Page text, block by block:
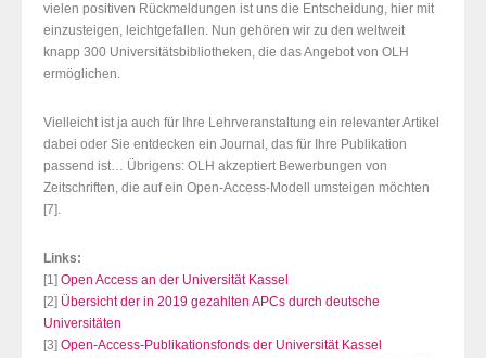
vielen positiven Rückmeldungen ist uns die Entscheidung, hier mit
einzusteigen, leichtgefallen. Nun gehören wir zu den weltweit
knapp 300 Universitätsbibliotheken, die das Angebot von OLH
ermöglichen.
Vielleicht ist ja auch für Ihre Lehrveranstaltung ein relevanter Artikel
dabei oder Sie entdecken ein Journal, das für Ihre Publikation
passend ist… Übrigens: OLH akzeptiert Bewerbungen von
Zeitschriften, die auf ein Open-Access-Modell umsteigen möchten
[7].
Links:
[1] Open Access an der Universität Kassel
[2] Übersicht der in 2019 gezahlten APCs durch deutsche
Universitäten
[3] Open-Access-Publikationsfonds der Universität Kassel